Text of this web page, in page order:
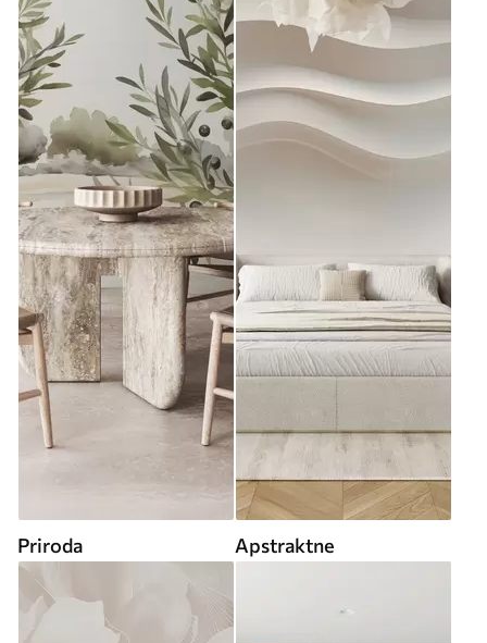
Priroda Apstraktne